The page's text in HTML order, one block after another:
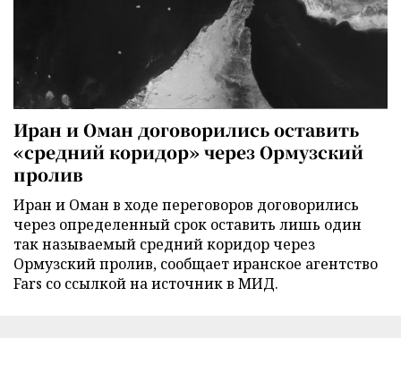
Иран и Оман договорились оставить
«средний коридор» через Ормузский
пролив
Иран и Оман в ходе переговоров договорились
через определенный срок оставить лишь один
так называемый средний коридор через
Ормузский пролив, сообщает иранское агентство
Fars со ссылкой на источник в МИД.